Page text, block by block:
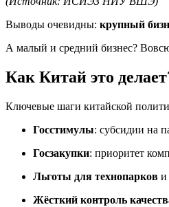
Выводы очевидны: крупный
А малый и средний бизнес? Вовсю
Как Китай это
Ключевые шаги китайской
Госстимулы: субсидии на
Госзакупки: приоритет
Льготы для технопарков и
Жёсткий контроль